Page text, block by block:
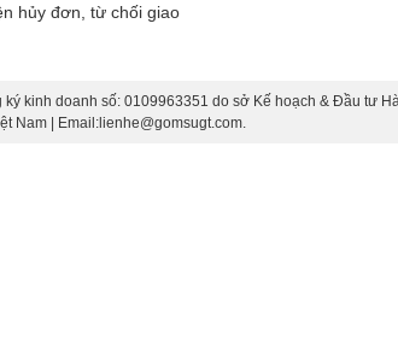
hủy đơn, từ chối giao
kinh doanh số: 0109963351 do sở Kế hoạch & Đầu tư
Nam | Email:lienhe@gomsugt.com.